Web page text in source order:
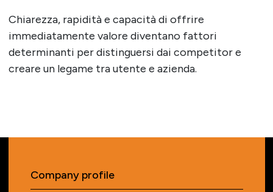
Chiarezza, rapidità e capacità di offrire
immediatamente valore diventano fattori
determinanti per distinguersi dai competitor e
creare un legame tra utente e azienda.
Company profile